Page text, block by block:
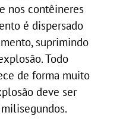
nos contêineres
é dispersado
suprimindo
Todo
de forma muito
deve ser